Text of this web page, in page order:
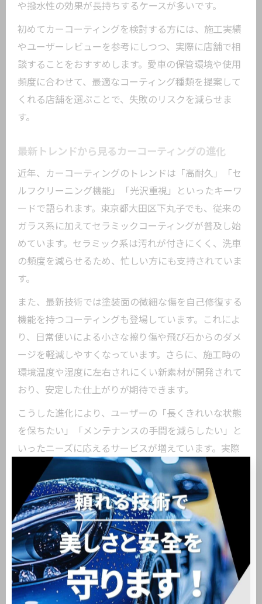
や撥水性の効果が長持ちするケースが多いです。
初めてカーコーティングを検討する方には、施工実績
やユーザーレビューを参考にしつつ、実際に店舗で相
談することをおすすめします。愛車の保管環境や使用
頻度に合わせて、最適なコーティング種類を提案して
くれる店舗を選ぶことで、失敗のリスクを減らせま
す。
最新トレンドから見るカーコーティングの進化
近年、カーコーティングのトレンドは「高耐久」「セ
ルフクリーニング機能」「光沢重視」といったキーワ
ードで語られます。東京都大田区下丸子でも、従来の
ガラス系に加えてセラミックコーティングが普及し始
めています。セラミック系は汚れが付きにくく、洗車
の頻度を減らせるため、忙しい方にも支持されていま
す。
また、最新技術では塗装面の微細な傷を自己修復する
機能を持つコーティングも登場しています。これによ
り、日常使いによる小さな擦り傷や飛び石からのダメ
ージを軽減しやすくなっています。さらに、施工時の
環境温度や湿度に左右されにくい新素材が開発されて
おり、安定した仕上がりが期待できます。
こうした進化により、ユーザーの「長くきれいな状態
を保ちたい」「メンテナンスの手間を減らしたい」と
いったニーズに応えるサービスが増えています。実際
の口コミや体験談からも、最新トレンドを取り入れた
コーティングの満足度が高いことが伺えます。
トレンドワークスの評判とトレンドの関係性
東京都大田区下丸子でカーコーティングを検討する
際、「トレンドワークス 評判」や「トレンドワークス
コーティング 評判」といった検索が多く見られます。
これは、地域での信頼や技術力への関心が高いことを